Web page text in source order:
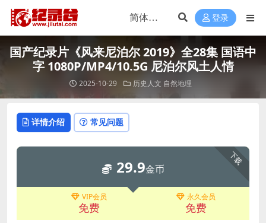
登录
国产纪录片《风来尼泊尔 2019》全28集 国语中
字 1080P/MP4/10.5G 尼泊尔风土人情
2025-10-29 历史人文 自然地理
详情介绍 常见问题
下载
29.9金币
VIP会员
免费
永久会员
免费